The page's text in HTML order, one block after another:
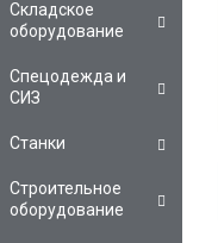
Складское
оборудование
Спецодежда и
СИЗ
Станки
Строительное
оборудование